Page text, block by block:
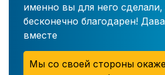
именно вы для него
бесконечно благодарен!
вместе
Мы со своей стороны